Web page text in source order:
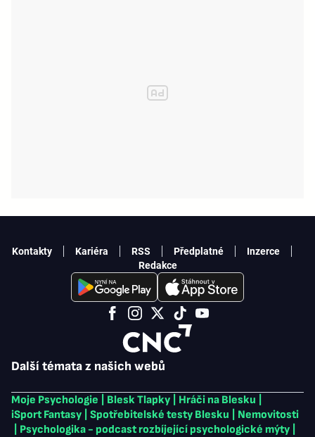
Další témata z našich webů
Moje Psychologie Blesk Tlapky Hráči na Blesku
iSport Fantasy
Spotřebitelské testy Blesku
Nemovitosti
Psychologika - podcast rozbíjející psychologické mýty
Kontakty Kariéra RSS Předplatné
Inzerce
Redakce